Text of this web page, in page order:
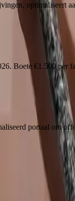
optimaliseert
Boete €1.500 per
portaal om